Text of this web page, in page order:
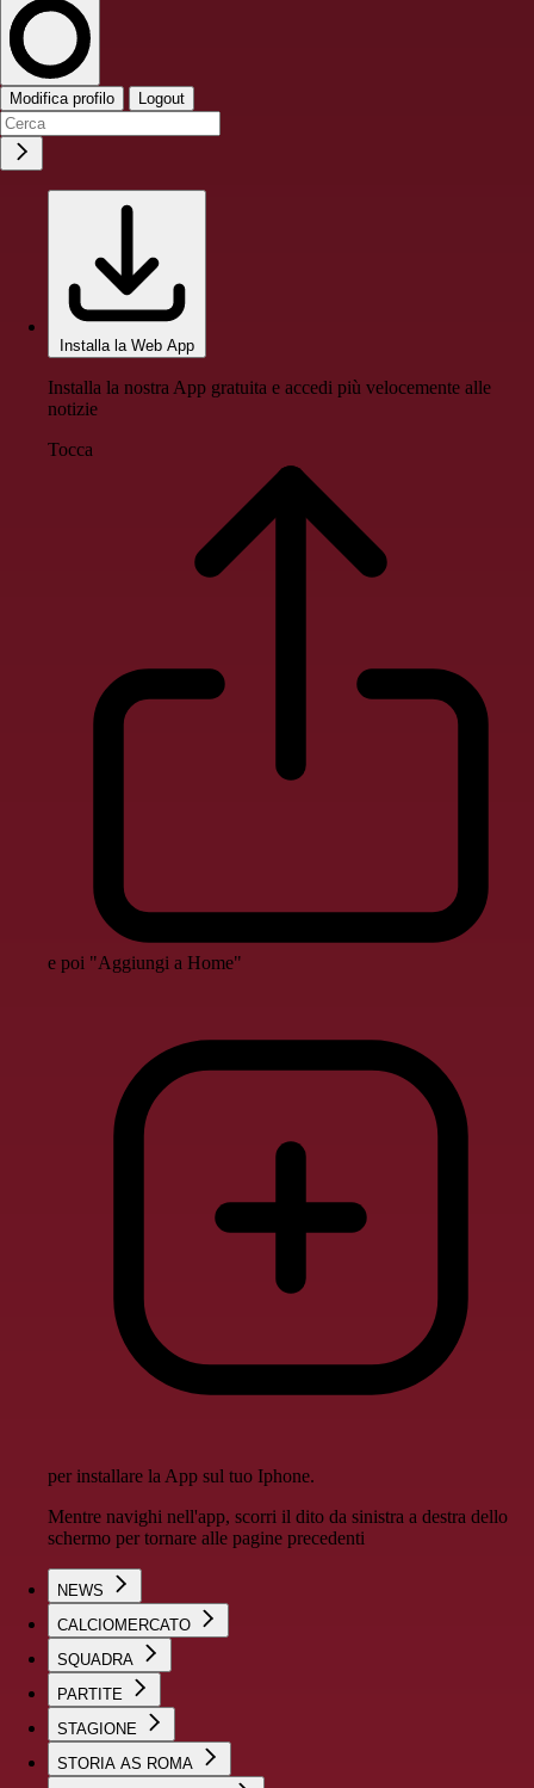
Modifica profilo Logout
Installa la Web App
Installa la nostra App gratuita e accedi più velocemente alle
notizie
Tocca
e poi "Aggiungi a Home"
per installare la App sul tuo Iphone.
Mentre navighi nell'app, scorri il dito da sinistra a destra dello
schermo per tornare alle pagine precedenti
NEWS
CALCIOMERCATO
SQUADRA
PARTITE
STAGIONE
STORIA AS ROMA